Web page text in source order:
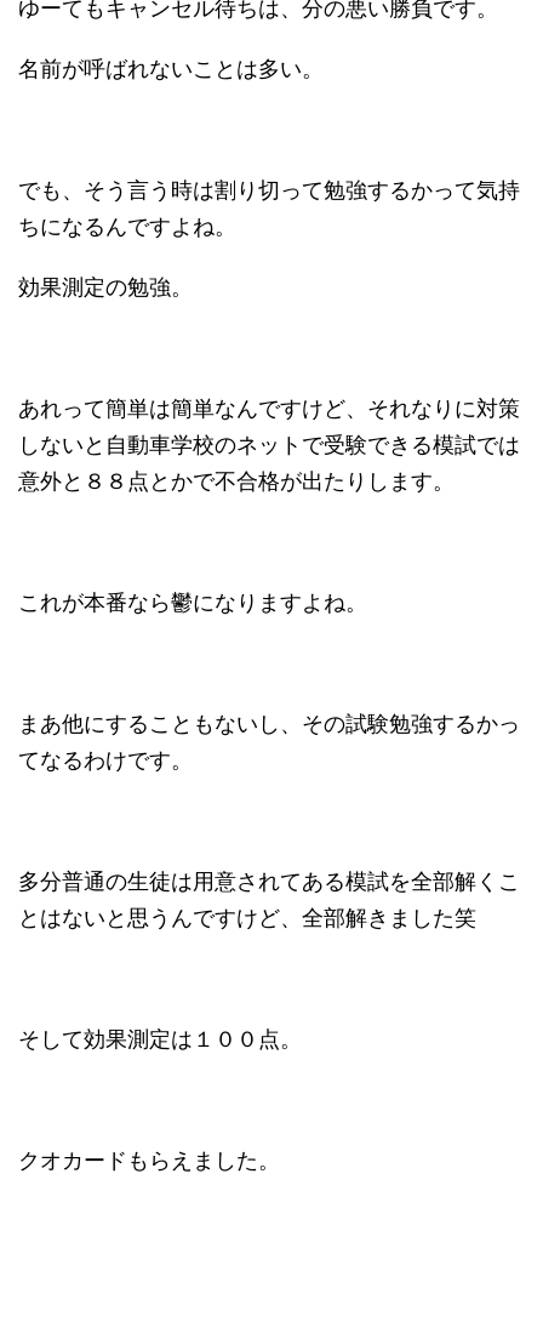
ゆーてもキャンセル待ちは、分の悪い勝負です。
名前が呼ばれないことは多い。
でも、そう言う時は割り切って勉強するかって気持
ちになるんですよね。
効果測定の勉強。
あれって簡単は簡単なんですけど、それなりに対策
しないと自動車学校のネットで受験できる模試では
意外と８８点とかで不合格が出たりします。
これが本番なら鬱になりますよね。
まあ他にすることもないし、その試験勉強するかっ
てなるわけです。
多分普通の生徒は用意されてある模試を全部解くこ
とはないと思うんですけど、全部解きました笑
そして効果測定は１００点。
クオカードもらえました。